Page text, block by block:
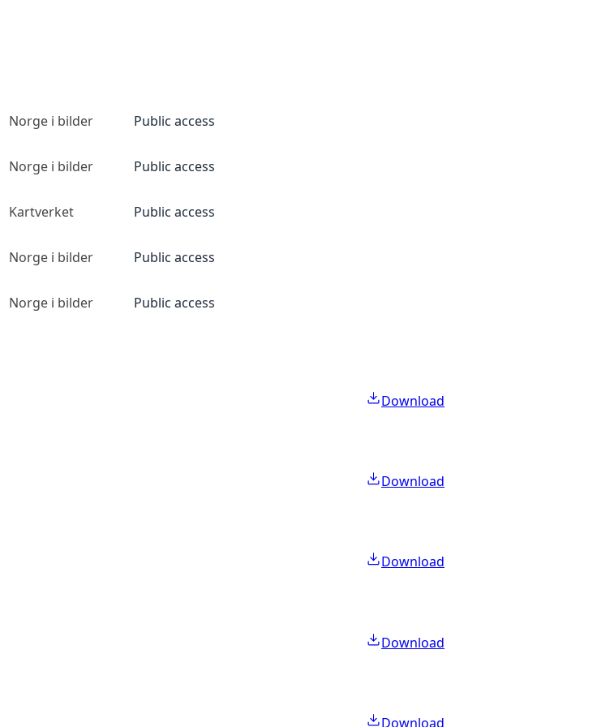
Norge i bilder Public access
Norge i bilder Public access
Kartverket Public access
Norge i bilder Public access
Norge i bilder Public access
Download
Download
Download
Download
Download